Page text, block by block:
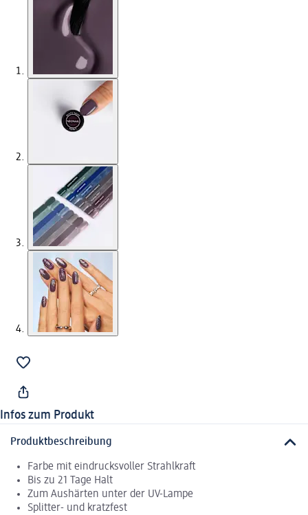
Infos zum Produkt
Produktbeschreibung
Farbe mit eindrucksvoller Strahlkraft
Bis zu 21 Tage Halt
Zum Aushärten unter der UV-Lampe
Splitter- und kratzfest